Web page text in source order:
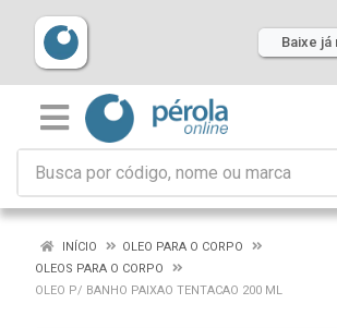
Baixe já
INÍCIO
OLEO PARA O CORPO
OLEOS PARA O CORPO
OLEO P/ BANHO PAIXAO TENTACAO 200 ML